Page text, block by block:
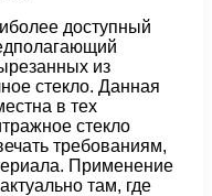
доступный
из
стекло. Данная
в тех
стекло
требованиям,
Применение
там, где